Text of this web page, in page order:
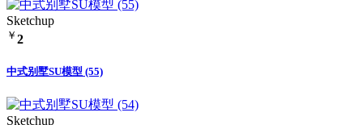
Sketchup
￥ 2
中式别墅SU模型 (55)
Sketchup